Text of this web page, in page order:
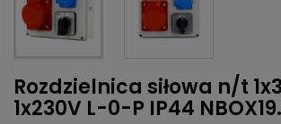
Rozdzielnica siłowa n/t
1x230V L-0-P IP44